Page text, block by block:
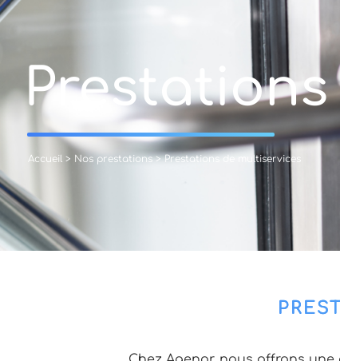
Accueil > Nos prestations> Prestations de multiservices